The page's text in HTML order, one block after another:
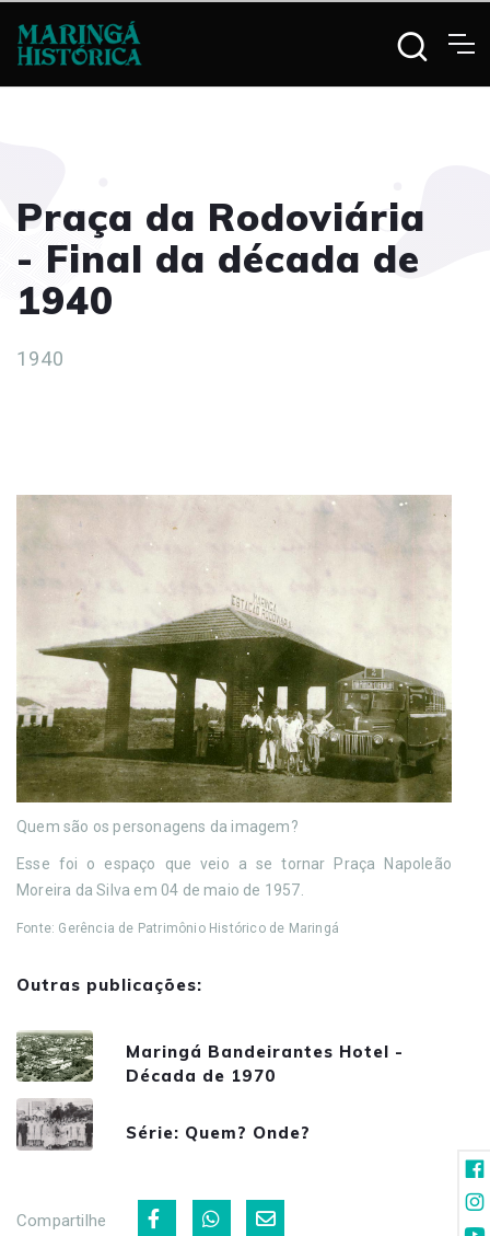
Praça da Rodoviária
- Final da década de
1940
1940
Quem são os personagens da imagem?
Esse foi o espaço que veio a se tornar Praça Napoleão
Moreira da Silva em 04 de maio de 1957.
Fonte: Gerência de Patrimônio Histórico de Maringá
Outras publicações:
Maringá Bandeirantes Hotel -
Década de 1970
Série: Quem? Onde?
Compartilhe